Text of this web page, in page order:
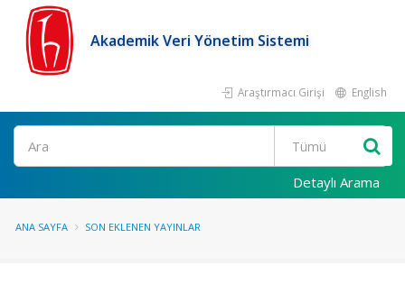
Akademik Veri Yönetim Sistemi
Araştırmacı Girişi English
Ara
Detaylı Arama
ANA SAYFA SON EKLENEN YAYINLAR